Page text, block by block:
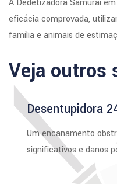
A Dedetizadora Samurai
eficácia comprovada,
família e animais de
Veja outros
Desentupidora
Um encanamento
significativos e danos